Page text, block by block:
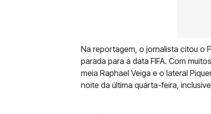
Na reportagem, o jornalista citou o
parada para a data FIFA. Com
meia Raphael Veiga e o lateral
noite da última quarta-feira,